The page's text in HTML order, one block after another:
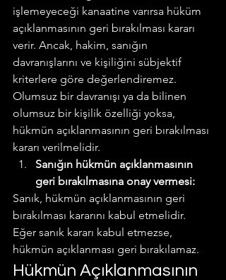
işlemeyeceği kanaatine varırsa hüküm
açıklanmasının geri bırakılması kararı
verir. Ancak, hakim, sanığın
davranışlarını ve kişiliğini sübjektif
kriterlere göre değerlendiremez.
Olumsuz bir davranışı ya da bilinen
olumsuz bir kişilik özelliği yoksa,
hükmün açıklanmasının geri bırakılması
kararı verilmelidir.
Sanığın hükmün açıklanmasının
geri bırakılmasına onay vermesi:
Sanık, hükmün açıklanmasının geri
bırakılması kararını kabul etmelidir.
Eğer sanık kararı kabul etmezse,
hükmün açıklanması geri bırakılamaz.
Hükmün Açıklanmasının